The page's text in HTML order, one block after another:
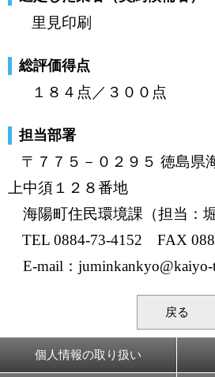
里見印刷
総評価得点
１８４点／３００点
担当部署
〒７７５－０２９５ 徳島県
上中須１２８番地
海陽町住民環境課（担当：堀
TEL 0884-73-4152 FAX
E-mail：juminkankyo@kaiyo-
戻る
個人情報の取り扱い